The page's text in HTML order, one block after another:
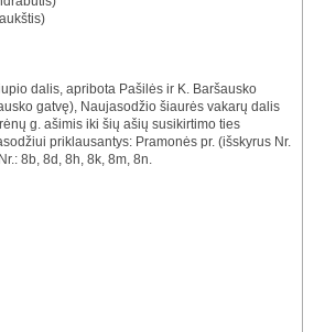
dalis, apribota Pašilės ir K. Baršausko
gatvę), Naujasodžio šiaurės vakarų dalis
g. ašimis iki šių ašių susikirtimo ties
priklausantys: Pramonės pr. (išskyrus Nr.
8b, 8d, 8h, 8k, 8m, 8n.